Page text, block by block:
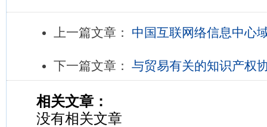
上一篇文章： 中国互联网络信息中心
下一篇文章： 与贸易有关的知识产权
相关文章：
没有相关文章